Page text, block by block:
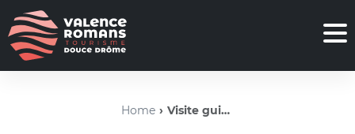
Home Visite guidée : "Sur les pas des Arméniens de Valence"